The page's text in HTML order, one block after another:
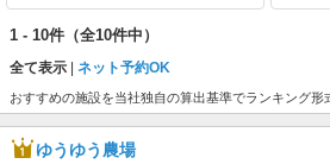
1 - 10件 （全10件中）
全て表示 ネット予約OK
おすすめの施設を当社独自の算出基準でランキング形
ゆうゆう農場